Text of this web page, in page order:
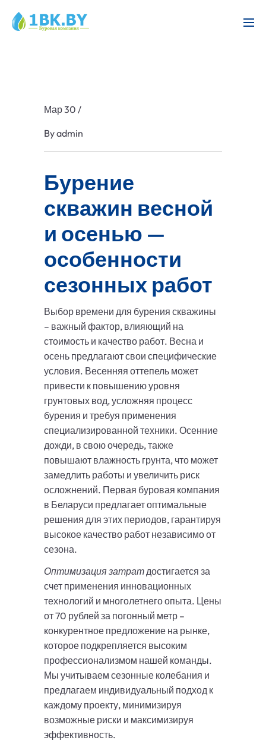
Мар 30 /
Byadmin
Бурение
скважин весной
и осенью —
особенности
сезонных работ
Выбор времени для бурения скважины
– важный фактор, влияющий на
стоимость и качество работ. Весна и
осень предлагают свои специфические
условия. Весенняя оттепель может
привести к повышению уровня
грунтовых вод, усложняя процесс
бурения и требуя применения
специализированной техники. Осенние
дожди, в свою очередь, также
повышают влажность грунта, что может
замедлить работы и увеличить риск
осложнений. Первая буровая компания
в Беларуси предлагает оптимальные
решения для этих периодов, гарантируя
высокое качество работ независимо от
сезона.
Оптимизация затратдостигается за
счет применения инновационных
технологий и многолетнего опыта. Цены
от 70 рублей за погонный метр –
конкурентное предложение на рынке,
которое подкрепляется высоким
профессионализмом нашей команды.
Мы учитываем сезонные колебания и
предлагаем индивидуальный подход к
каждому проекту, минимизируя
возможные риски и максимизируя
эффективность.